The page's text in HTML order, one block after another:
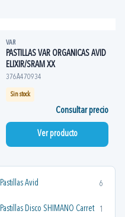
Pastillas Avid 6
Pastillas Disco SHIMANO Carret 1
VAR
PASTILLAS VAR ORGANICAS AVID
ELIXIR/SRAM XX
376A470934
Sin stock
Consultar precio
Ver producto